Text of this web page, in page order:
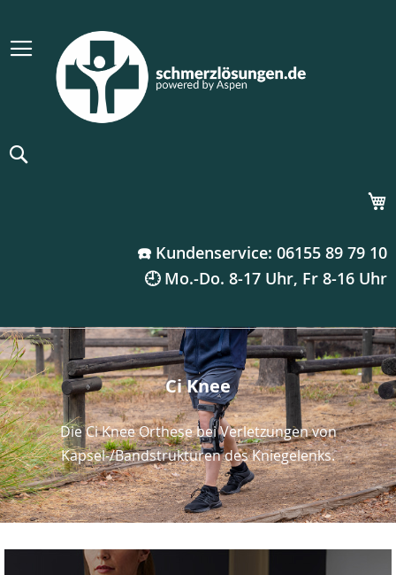
☎️ Kundenservice: 06155 89 79 10
🕘 Mo.-Do. 8-17 Uhr, Fr 8-16 Uhr
Ci Knee
Die Ci Knee Orthese bei Verletzungen von
Kapsel-/Bandstrukturen des Kniegelenks.